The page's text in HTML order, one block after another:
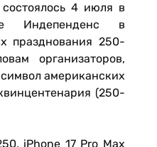
4 июля в
Индепенденс в
празднования 250-
организаторов,
американских
(250-
iPhone 17 Pro Max